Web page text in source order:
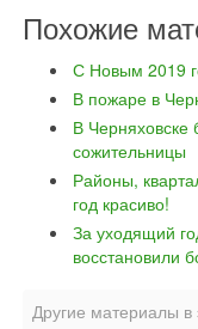
Похожие
С Новым 2019
В пожаре в
В Черняховске
сожительницы
Районы,
год красиво!
За уходящий
восстановили
Другие материалы в